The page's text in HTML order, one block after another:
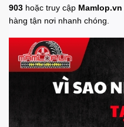
903 hoặc truy cập Mamlop.vn
hàng tận nơi nhanh chóng.